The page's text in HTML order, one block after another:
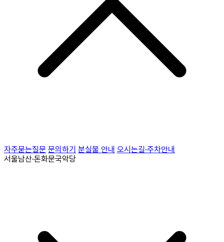
자주묻는질문 문의하기 분실물 안내 오시는길·주차안내
서울남산·돈화문국악당